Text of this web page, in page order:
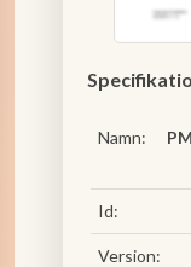
Namn:
Id:
Version: